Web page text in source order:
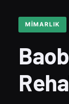
MIMARLIK